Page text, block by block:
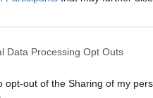
Data Processing Opt Outs
opt-out of the Sharing of my
Ceuta es España.